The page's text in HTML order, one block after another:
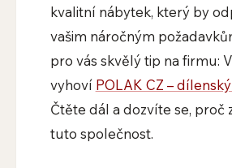
kvalitní nábytek, který by
vašim náročným
pro vás skvělý tip na firmu:
vyhoví POLAK CZ –
Čtěte dál a dozvíte se, proč
tuto společnost.